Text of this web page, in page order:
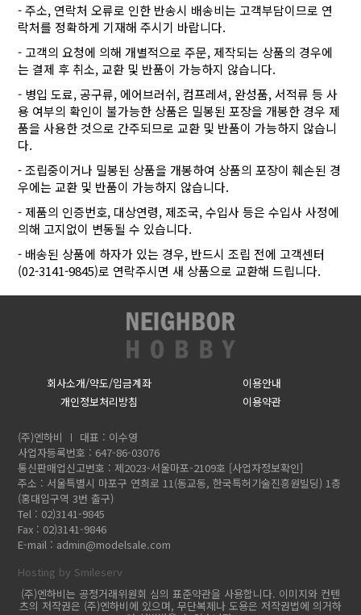
- 주소, 연락처 오류로 인한 반송시 배송비는 고객부담이므로 연
락처를 정확하게 기재해 주시기 바랍니다.
- 고객의 요청에 의해 개별적으로 주문, 제작되는 상품의 경우에
는 결제 후 취소, 교환 및 반품이 가능하지 않습니다.
- 병입 도료, 공구류, 에어브러쉬, 컴프레셔, 완성품, 서적류 등 사
용 여부의 확인이 불가능한 상품은 밀봉된 포장을 개봉한 경우 제
품을 사용한 것으로 간주되므로 교환 및 반품이 가능하지 않습니
다.
- 조립중이거나 밀봉된 상품을 개봉하여 상품의 포장이 훼손된 경
우에는 교환 및 반품이 가능하지 않습니다.
- 제품의 인증번호, 대상연령, 제조국, 수입사 등은 수입사 사정에
의해 고지없이 변동될 수 있습니다.
- 배송된 상품에 하자가 있는 경우, 반드시 조립 전에 고객센터
(02-3141-9845)로 연락주시면 새 상품으로 교환해 드립니다.
회사소개/약도/입금계좌
이용안내
개인정보처리방침
이용약관
(주)엔하비
대표 : 이수영
사업자등록번호 : 647-86-03076
통신판매업신고번호 : 제2023-서울마포-2109호 [사업자정보확인]
주소 : 서울특별시 마포구 연희로 11(동교동, 한국특허기술진흥원빌딩) 1층
(홍대입구역 3번 출구)
Tel : 02)3141-9845
Fax : 02)3141-9846
E-mail : admin@modelsale.com
Hosting by Smileserv
(주)엔하비는 공정거래위원회 심의 표준약관을 사용합니다. 이미지와 컨텐
츠의 저작권은 (주)엔하비에 있으며, 무단복제나 도용은 저작권법에 의거하